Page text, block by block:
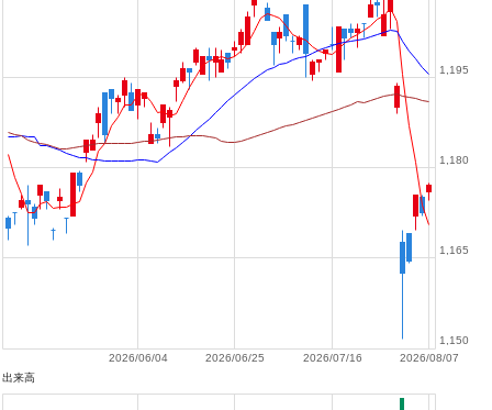
2026/08/07
2026/07/16
2026/06/25
2026/06/04
1,150
1,165
1,180
1,195
出来高